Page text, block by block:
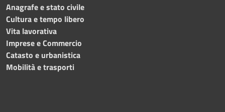
Anagrafe e stato civile
Cultura e tempo libero
Vita lavorativa
Imprese e Commercio
Catasto e urbanistica
Mobilità e trasporti